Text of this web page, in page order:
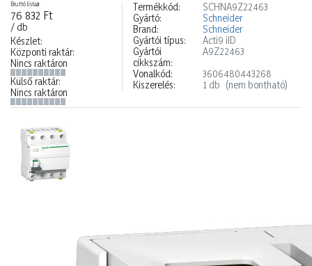
Bruttó listaár
76 832 Ft
/ db
Készlet:
Központi raktár:
Nincs raktáron
Külső raktár:
Nincs raktáron
Termékkód:
SCHNA9Z22463
Gyártó:
Schneider
Brand:
Schneider
Gyártói típus:
Acti9 iID
Gyártói
cikkszám:
A9Z22463
Vonalkód:
3606480443268
Kiszerelés:
1 db (nem bontható)